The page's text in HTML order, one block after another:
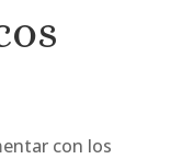
con los